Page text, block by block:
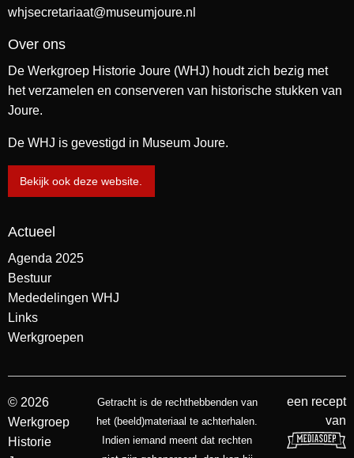
whjsecretariaat@museumjoure.nl
Over ons
De Werkgroep Historie Joure (WHJ) houdt zich bezig met
het verzamelen en conserveren van historische stukken van
Joure.
De WHJ is gevestigd in Museum Joure.
Bekijk ook deze website.
Actueel
Agenda 2025
Bestuur
Mededelingen WHJ
Links
Werkgroepen
© 2026
Werkgroep
Historie
Getracht is de rechthebbenden van
het (beeld)materiaal te achterhalen.
Indien iemand meent dat rechten
een recept
van